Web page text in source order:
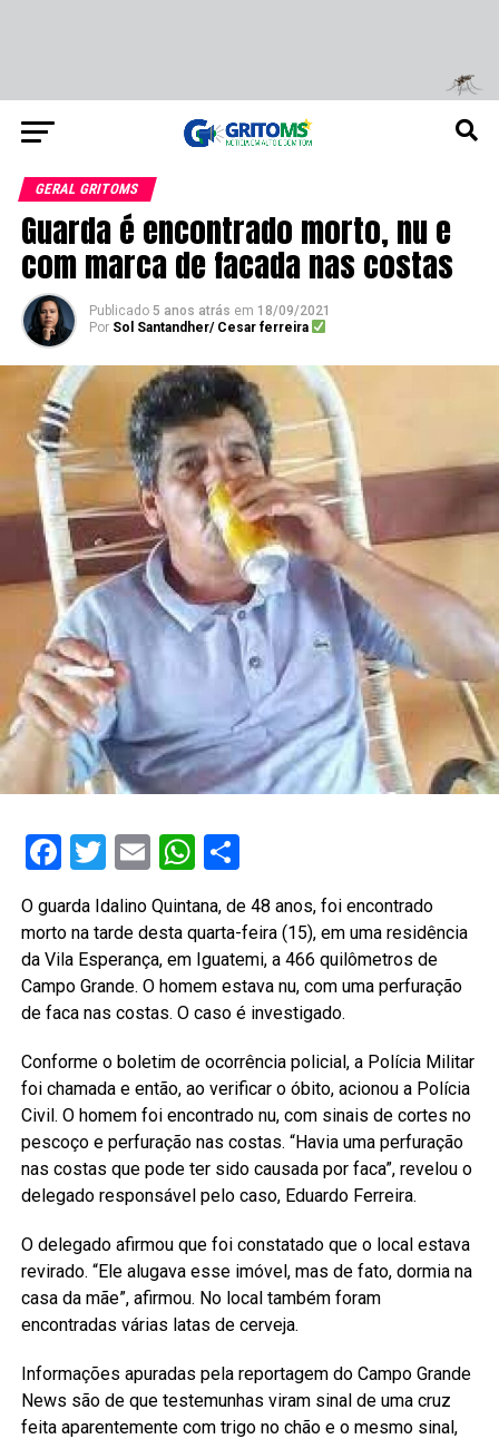
GERAL GRITOMS
Guarda é encontrado morto, nu e
com marca de facada nas costas
Publicado 5 anos atrás em 18/09/2021
Por Sol Santandher/ Cesar ferreira
Facebook
Twitter
EmailWhatsApp
Share
O guarda Idalino Quintana, de 48 anos, foi encontrado
morto na tarde desta quarta-feira (15), em uma residência
da Vila Esperança, em Iguatemi, a 466 quilômetros de
Campo Grande. O homem estava nu, com uma perfuração
de faca nas costas. O caso é investigado.
Conforme o boletim de ocorrência policial, a Polícia Militar
foi chamada e então, ao verificar o óbito, acionou a Polícia
Civil. O homem foi encontrado nu, com sinais de cortes no
pescoço e perfuração nas costas. “Havia uma perfuração
nas costas que pode ter sido causada por faca”, revelou o
delegado responsável pelo caso, Eduardo Ferreira.
O delegado afirmou que foi constatado que o local estava
revirado. “Ele alugava esse imóvel, mas de fato, dormia na
casa da mãe”, afirmou. No local também foram
encontradas várias latas de cerveja.
Informações apuradas pela reportagem do Campo Grande
News são de que testemunhas viram sinal de uma cruz
feita aparentemente com trigo no chão e o mesmo sinal,